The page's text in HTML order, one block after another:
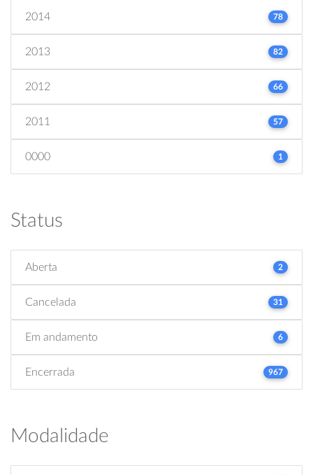
2014 78
2013 82
2012 66
2011 57
0000 1
Status
Aberta 2
Cancelada 31
Em andamento 6
Encerrada 967
Modalidade